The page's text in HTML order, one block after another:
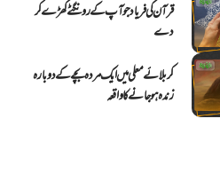
قرآن کی فریاد جو آپ کے رونگٹے کھڑے کر
دے
کربلائے معلی میں ایک مردہ بچے کے دوبارہ
زندہ ہو جانے کا واقعہ